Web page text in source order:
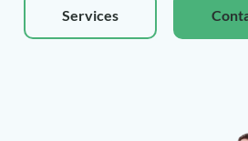
Services